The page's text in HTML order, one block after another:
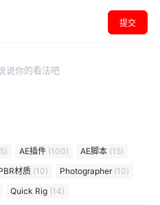
提交
说你的看法吧
AE插件 (100) AE脚本 (15)
材质 (10) Photographer(10)
Quick Rig (14)